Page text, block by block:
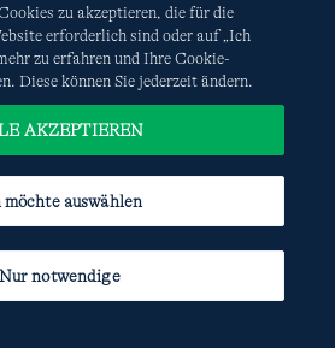
reCAPTCHA geschützt. Es gelten die
undNutzungsbedingungen
Google.
zu akzeptieren, die für die
erforderlich sind oder auf „Ich
zu erfahren und Ihre Cookie-
Diese können Sie jederzeit ändern.
auswählen
Nur notwendige
AKZEPTIEREN